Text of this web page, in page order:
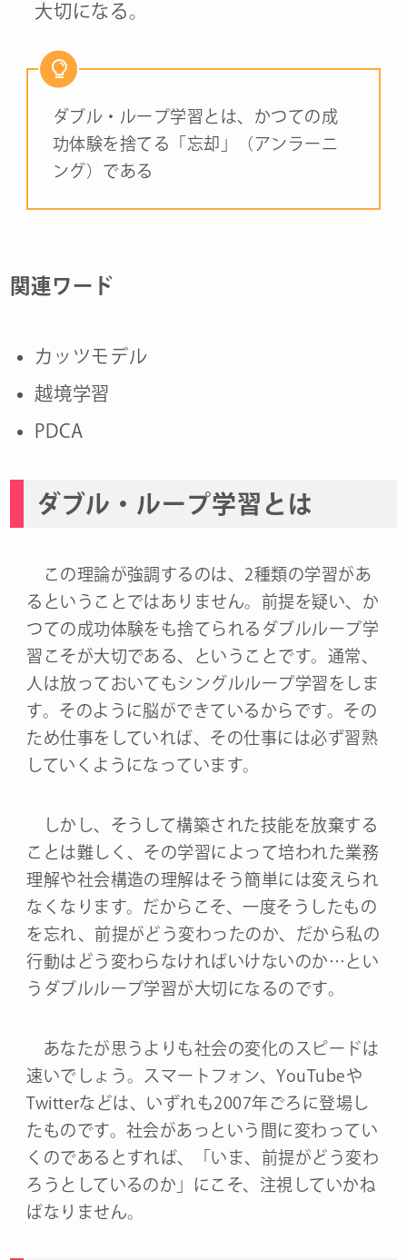
大切になる。
ダブル・ループ学習とは、かつての成
功体験を捨てる「忘却」（アンラーニ
ング）である
関連ワード
カッツモデル
越境学習
PDCA
ダブル・ループ学習とは
この理論が強調するのは、2種類の学習があ
るということではありません。前提を疑い、か
つての成功体験をも捨てられるダブルループ学
習こそが大切である、ということです。通常、
人は放っておいてもシングルループ学習をしま
す。そのように脳ができているからです。その
ため仕事をしていれば、その仕事には必ず習熟
していくようになっています。
しかし、そうして構築された技能を放棄する
ことは難しく、その学習によって培われた業務
理解や社会構造の理解はそう簡単には変えられ
なくなります。だからこそ、一度そうしたもの
を忘れ、前提がどう変わったのか、だから私の
行動はどう変わらなければいけないのか…とい
うダブルループ学習が大切になるのです。
あなたが思うよりも社会の変化のスピードは
速いでしょう。スマートフォン、YouTubeや
Twitterなどは、いずれも2007年ごろに登場し
たものです。社会があっという間に変わってい
くのであるとすれば、「いま、前提がどう変わ
ろうとしているのか」にこそ、注視していかね
ばなりません。